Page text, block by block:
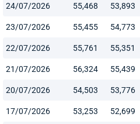
24/07/2026 55,468 53,893
23/07/2026 55,455 54,773
22/07/2026 55,761 55,351
21/07/2026 56,324 55,439
20/07/2026 54,503 53,776
17/07/2026 53,253 52,699